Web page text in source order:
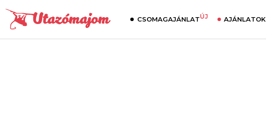
CSOMAGAJÁNLATÚJ AJÁNLATOK